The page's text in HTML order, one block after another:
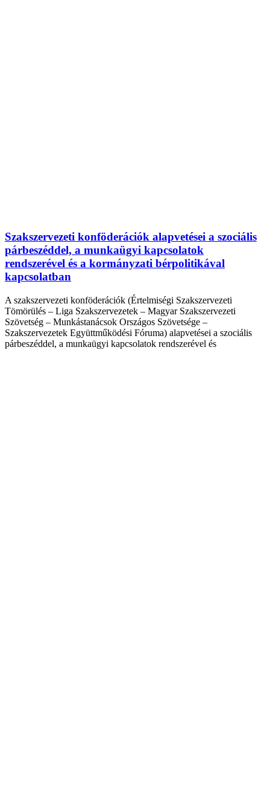
Szakszervezeti konföderációk alapvetései a szociális
párbeszéddel, a munkaügyi kapcsolatok
rendszerével és a kormányzati bérpolitikával
kapcsolatban
A szakszervezeti konföderációk (Értelmiségi Szakszervezeti
Tömörülés – Liga Szakszervezetek – Magyar Szakszervezeti
Szövetség – Munkástanácsok Országos Szövetsége –
Szakszervezetek Együttműködési Fóruma) alapvetései a szociális
párbeszéddel, a munkaügyi kapcsolatok rendszerével és